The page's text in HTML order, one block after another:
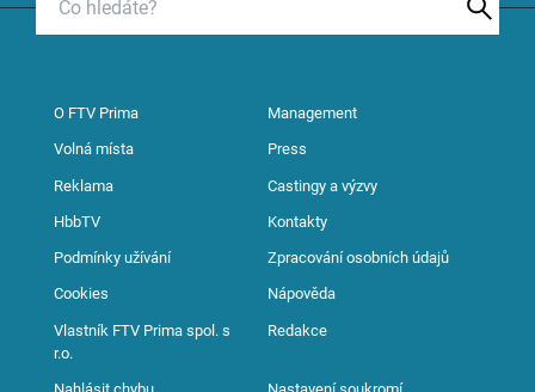
O FTV Prima Management
Volná místa Press
Reklama Castingy a výzvy
HbbTV Kontakty
Podmínky užívání Zpracování osobních údajů
Cookies Nápověda
Vlastník FTV Prima spol. s
r.o.
Redakce